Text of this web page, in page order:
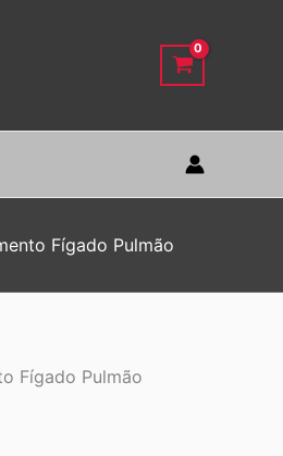
Fígado Pulmão
Fígado Pulmão